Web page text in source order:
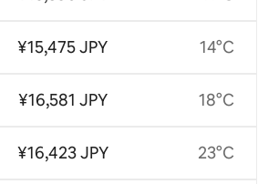
¥15,475 JPY
¥16,581 JPY
¥16,423 JPY
14°C
18°C
23°C